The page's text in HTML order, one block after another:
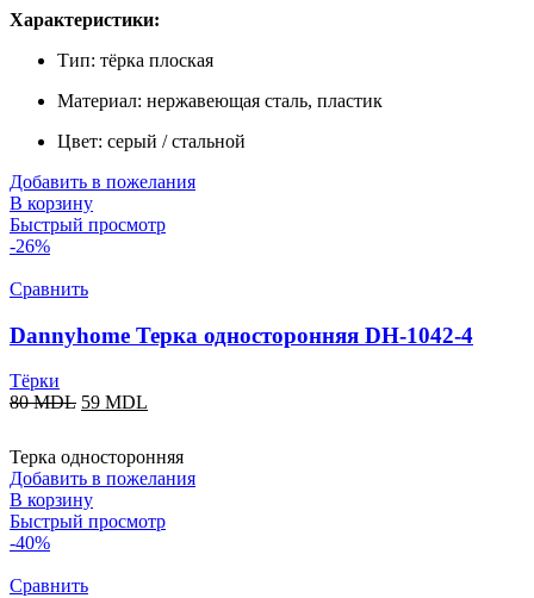
Характеристики:
Тип: тёрка плоская
Материал: нержавеющая сталь, пластик
Цвет: серый / стальной
Добавить в пожелания
В корзину
Быстрый просмотр
-26%
Сравнить
Dannyhome Терка односторонняя DH-1042-4
Тёрки
80MDL 59 MDL
Терка односторонняя
Добавить в пожелания
В корзину
Быстрый просмотр
-40%
Сравнить